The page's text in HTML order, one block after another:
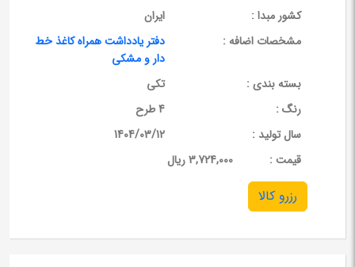
کشور مبدا :
ایران
مشخصات اضافه :
دفتر یادداشت همراه کاغذ خط
دار و مشکی
بسته بندی :
تکی
رنگ :
4 طرح
سال تولید :
1404/03/12
قيمت :
3,724,000 ریال
رزرو کالا